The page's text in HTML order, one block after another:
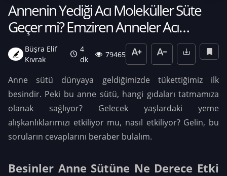
Annenin Yediği Acı Moleküller Süte
Geçer mi? Emziren Anneler Acı
Yiyebilir mi?
Büşra Elif
Kıvrak
4
dk
79465
Anne sütü dünyaya geldiğimizde tükettiğimiz ilk
besindir. Peki bu anne sütü, hangi gıdaları tatmamıza
olanak sağlıyor? Gelecek yaşlardaki yeme
alışkanlıklarımızı etkiliyor mu, nasıl etkiliyor? Gelin, bu
soruların cevaplarını beraber bulalım.
Besinler Anne Sütüne Ne Derece Etki